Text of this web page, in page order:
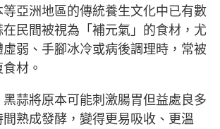
亞洲地區的傳統養生文化中已有數
在民間被視為「補元氣」的食材，尤
弱、手腳冰冷或病後調理時，常被
材。
蒜將原本可能刺激腸胃但益處良多
熟成發酵，變得更易吸收、更溫